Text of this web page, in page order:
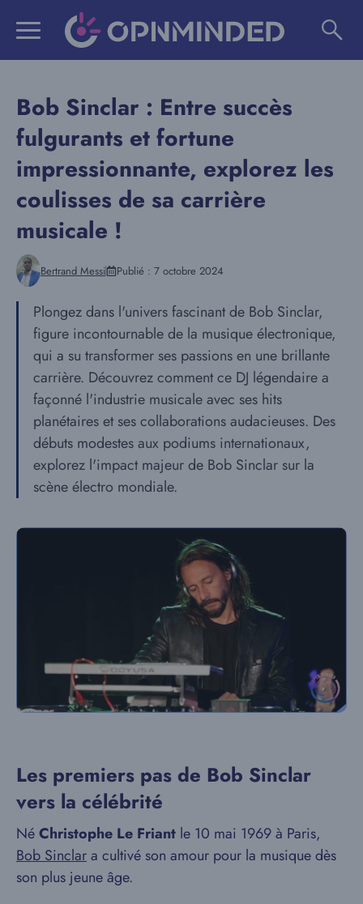
Bob Sinclar : Entre succès
fulgurants et fortune
impressionnante, explorez les
coulisses de sa carrière
musicale !
Bertrand Messi Publié : 7 octobre 2024
Plongez dans l'univers fascinant de Bob Sinclar,
figure incontournable de la musique électronique,
qui a su transformer ses passions en une brillante
carrière. Découvrez comment ce DJ légendaire a
façonné l'industrie musicale avec ses hits
planétaires et ses collaborations audacieuses. Des
débuts modestes aux podiums internationaux,
explorez l'impact majeur de Bob Sinclar sur la
scène électro mondiale.
Les premiers pas de Bob Sinclar
vers la célébrité
NéChristophe Le Friant le 10 mai 1969 à Paris,
Bob Sinclara cultivé son amour pour la musique dès
son plus jeune âge.